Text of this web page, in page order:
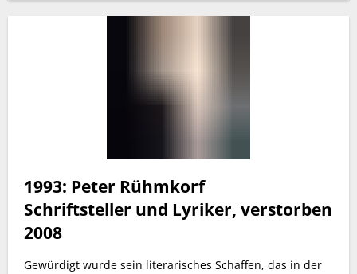
1993: Peter Rühmkorf
Schriftsteller und Lyriker, verstorben
2008
Gewürdigt wurde sein literarisches Schaffen, das in der